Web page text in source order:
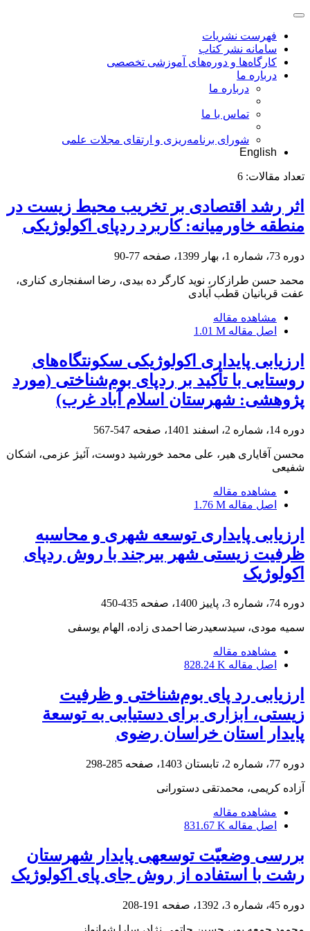
فهرست نشریات
سامانه نشر کتاب
کارگاه‌ها و دوره‌های آموزشی تخصصی
درباره ما
درباره ما
تماس با ما
شورای برنامه‌ریزی و ارتقای مجلات علمی
English
تعداد مقالات: 6
اثر رشد اقتصادی بر تخریب محیط زیست در
منطقه خاورمیانه: کاربرد ردپای اکولوژیکی
دوره 73، شماره 1، بهار 1399، صفحه 77-90
محمد حسن طرازکار، نوید کارگر ده بیدی، رضا اسفنجاری کناری،
عفت قربانیان قطب آبادی
مشاهده مقاله
اصل مقاله 1.01 M
ارزیابی پایداری اکولوژیکی سکونتگاه‌های
روستایی با تأکید بر ردپای بوم‌شناختی (مورد
پژوهشی: شهرستان اسلام آباد غرب)
دوره 14، شماره 2، اسفند 1401، صفحه 547-567
محسن آقایاری هیر، علی محمد خورشید دوست، آئیژ عزمی، اشکان
شفیعی
مشاهده مقاله
اصل مقاله 1.76 M
ارزیابی پایداری توسعه شهری و محاسبه
ظرفیت زیستی شهر بیرجند با روش ردپای
اکولوژیک
دوره 74، شماره 3، پاییز 1400، صفحه 435-450
سمیه مودی، سیدسعیدرضا احمدی زاده، الهام یوسفی
مشاهده مقاله
اصل مقاله 828.24 K
ارزیابی رد پای بوم‌شناختی و ظرفیت
زیستی، ابزاری برای دستیابی به توسعة
پایدار استان خراسان رضوی
دوره 77، شماره 2، تابستان 1403، صفحه 285-298
آزاده کریمی، محمدتقی دستورانی
مشاهده مقاله
اصل مقاله 831.67 K
بررسی وضعیّت توسعه‎ی پایدار شهرستان
رشت با استفاده از روش جای پای اکولوژیک
دوره 45، شماره 3، 1392، صفحه 191-208